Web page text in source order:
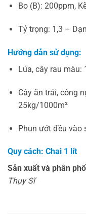
Bo (B): 200ppm,
Tỷ trọng: 1,3 –
Hướng dẫn sử dụng:
Lúa, cây rau
Cây ăn trái, công
25kg/1000m²
Phun ướt đều vào
Quy cách: Chai 1 lít
Sản xuất và phân
Thụy Sĩ